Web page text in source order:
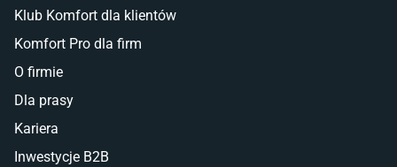
Klub Komfort dla klientów
Komfort Pro dla firm
O firmie
Dla prasy
Kariera
Inwestycje B2B